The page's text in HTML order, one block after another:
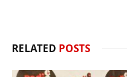
RELATED POSTS